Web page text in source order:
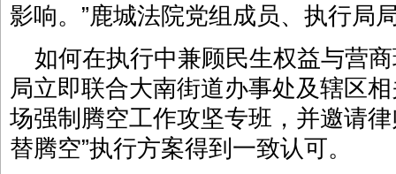
影响。”鹿城法院党组成员、执行局
如何在执行中兼顾民生权益与营
局立即联合大南街道办事处及辖区
场强制腾空工作攻坚专班，并邀请
替腾空”执行方案得到一致认可。